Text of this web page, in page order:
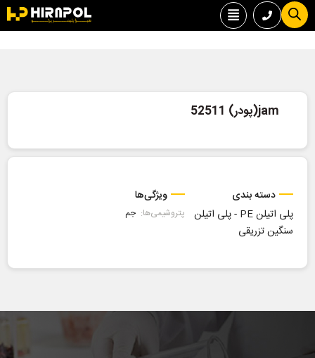
jam(پودر) 52511
دسته بندی
پلی اتیلن PE
-پلی اتیلن
سنگین تزریقی
ویژگی‌ها
پتروشیمی‌ها: جم